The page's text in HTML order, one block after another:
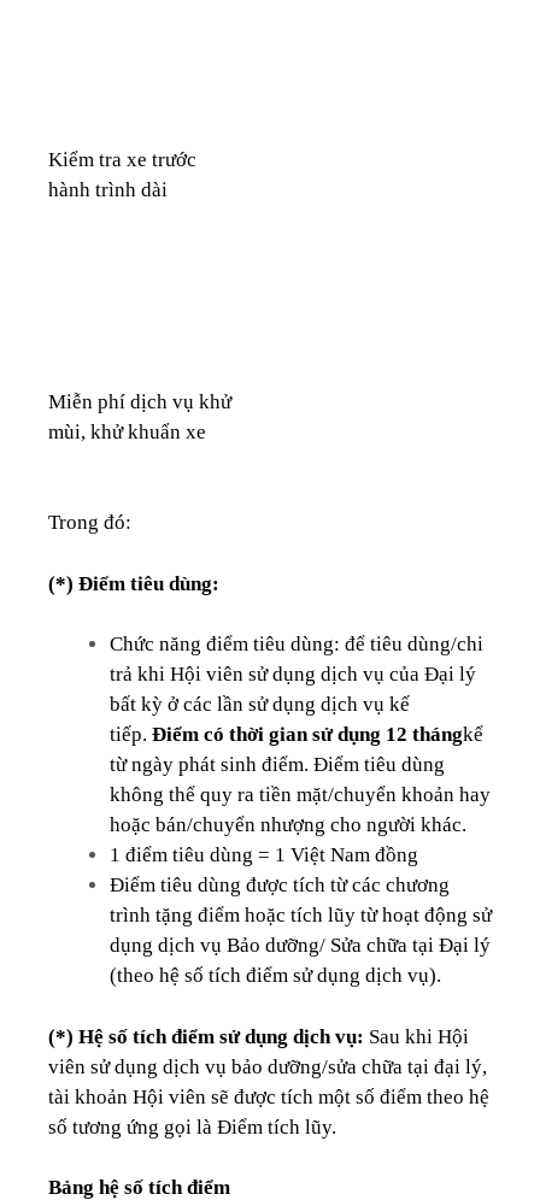
Kiểm tra xe trước
hành trình dài
Miễn phí dịch vụ khử
mùi, khử khuẩn xe
Trong đó:
(*) Điểm tiêu dùng:
Chức năng điểm tiêu dùng: để tiêu dùng/chi
trả khi Hội viên sử dụng dịch vụ của Đại lý
bất kỳ ở các lần sử dụng dịch vụ kế
tiếp. Điểm có thời gian sử dụng 12 thángkể
từ ngày phát sinh điểm. Điểm tiêu dùng
không thể quy ra tiền mặt/chuyển khoản hay
hoặc bán/chuyển nhượng cho người khác.
1 điểm tiêu dùng = 1 Việt Nam đồng
Điểm tiêu dùng được tích từ các chương
trình tặng điểm hoặc tích lũy từ hoạt động sử
dụng dịch vụ Bảo dưỡng/ Sửa chữa tại Đại lý
(theo hệ số tích điểm sử dụng dịch vụ).
(*) Hệ số tích điểm sử dụng dịch vụ: Sau khi Hội
viên sử dụng dịch vụ bảo dưỡng/sửa chữa tại đại lý,
tài khoản Hội viên sẽ được tích một số điểm theo hệ
số tương ứng gọi là Điểm tích lũy.
Bảng hệ số tích điểm